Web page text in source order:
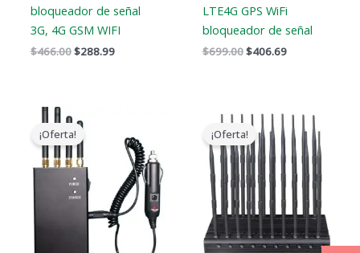
bloqueador de señal
3G, 4G GSM WIFI
$466.00$288.99
LTE4G GPS WiFi
bloqueador de señal
$699.00$406.69
¡Oferta!
precio
original
era:
$299.00.
actual
es:
$168.69.
¡Oferta!
El
precio
original
era:
$1,399.00.
El
precio
actual
es:
$749.99.